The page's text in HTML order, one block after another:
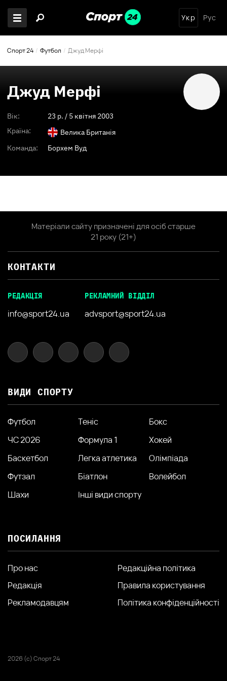
Укр Рус
Спорт 24 Футбол Джуд Мерфі
Джуд Мерфі
Вік: 23 p. / 5 квітня 2003
Країна:
Велика Британія
Команда:
Борхем Вуд
Матеріали сайту призначені для осіб старше
21 року (21+)
КОНТАКТИ
РЕДАКЦІЯ
info@sport24.ua
РЕКЛАМНИЙ ВІДДІЛ
advsport@sport24.ua
ВИДИ СПОРТУ
Футбол Теніс
Бокс
ЧС 2026
Формула 1
Хокей
Баскетбол
Легка атлетика
Олімпіада
Футзал
Біатлон
Волейбол
Шахи
Інші види спорту
ПОСИЛАННЯ
Про нас
Редакція
Рекламодавцям
Редакційна політика
Правила користування
Політика конфіденційності
2026 (с) Спорт 24